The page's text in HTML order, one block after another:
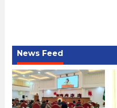
News Feed